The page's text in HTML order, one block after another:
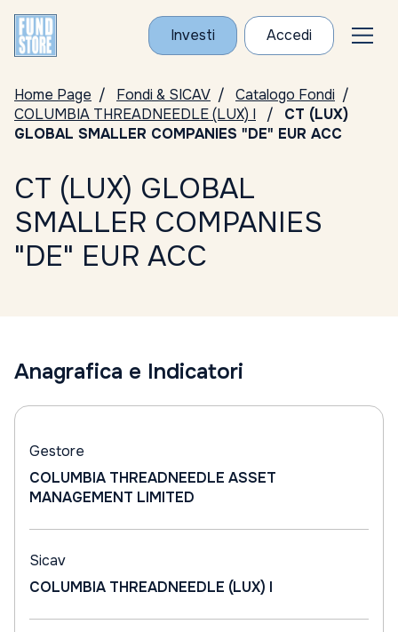
Investi Accedi
Home Page Fondi & SICAV
Catalogo Fondi
COLUMBIA THREADNEEDLE (LUX) I
CT (LUX)
GLOBAL SMALLER COMPANIES "DE" EUR ACC
CT (LUX) GLOBAL
SMALLER COMPANIES
"DE" EUR ACC
Anagrafica e Indicatori
Gestore
COLUMBIA THREADNEEDLE ASSET
MANAGEMENT LIMITED
Sicav
COLUMBIA THREADNEEDLE (LUX) I